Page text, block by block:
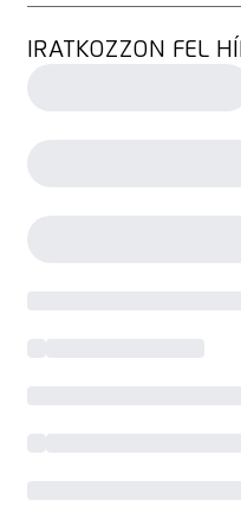
IRATKOZZON FEL